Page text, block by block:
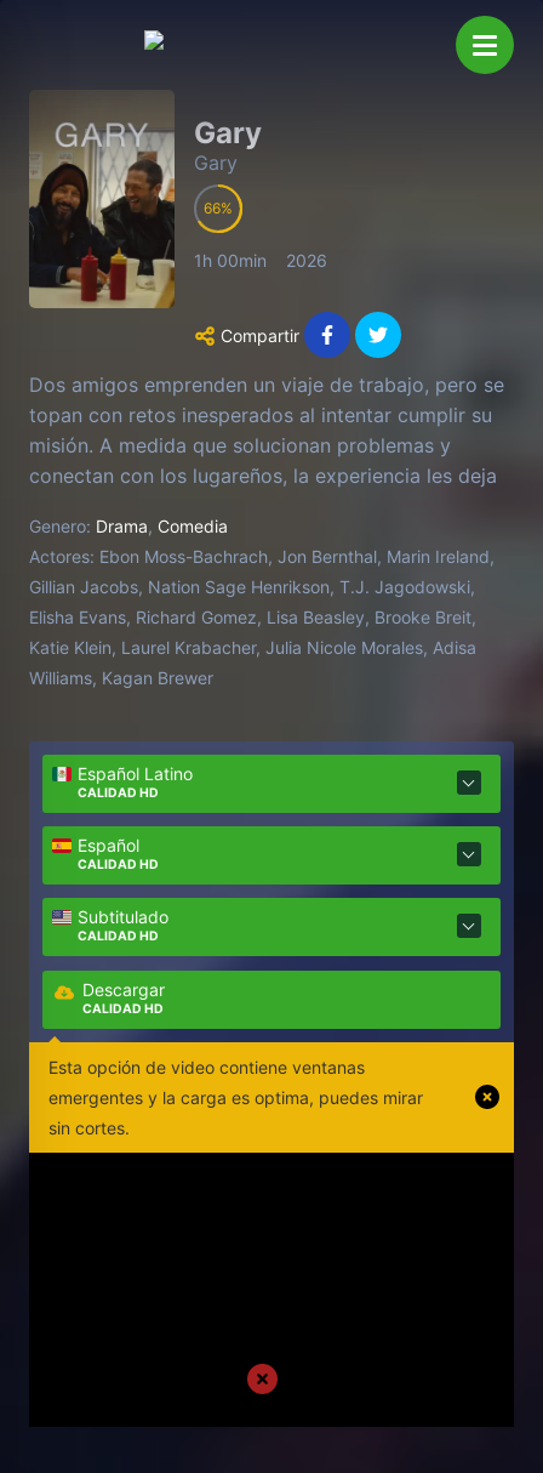
Gary
Gary
66
1h 00min 2026
Compartir
Dos amigos emprenden un viaje de trabajo, pero se
topan con retos inesperados al intentar cumplir su
misión. A medida que solucionan problemas y
conectan con los lugareños, la experiencia les deja
perspectiva de su amistad.
Genero: Drama, Comedia
Actores: Ebon Moss-Bachrach, Jon Bernthal, Marin Ireland,
Gillian Jacobs, Nation Sage Henrikson, T.J. Jagodowski,
Elisha Evans, Richard Gomez, Lisa Beasley, Brooke Breit,
Katie Klein, Laurel Krabacher, Julia Nicole Morales, Adisa
Williams, Kagan Brewer
Español Latino
CALIDAD HD
Español
CALIDAD HD
Subtitulado
CALIDAD HD
Descargar
CALIDAD HD
Esta opción de video contiene ventanas
emergentes y la carga es optima, puedes mirar
sin cortes.